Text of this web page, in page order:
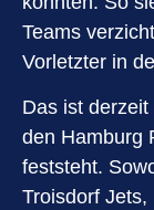
Teams
Vorletzter in
Das ist
den Hamburg
feststeht.
Troisdorf